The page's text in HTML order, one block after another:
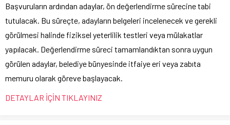
Başvuruların ardından adaylar, ön değerlendirme sürecine tabi
tutulacak. Bu süreçte, adayların belgeleri incelenecek ve gerekli
görülmesi halinde fiziksel yeterlilik testleri veya mülakatlar
yapılacak. Değerlendirme süreci tamamlandıktan sonra uygun
görülen adaylar, belediye bünyesinde itfaiye eri veya zabıta
memuru olarak göreve başlayacak.
DETAYLAR İÇİN TIKLAYINIZ